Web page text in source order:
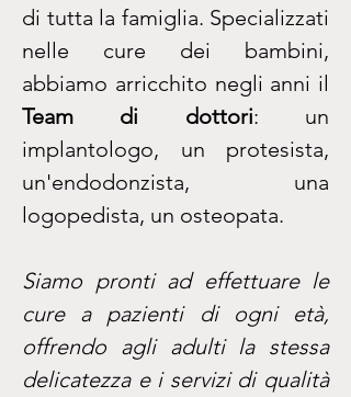
di tutta la famiglia. Specializzati
nelle cure dei bambini,
abbiamo arricchito negli anni il
Team di dottori: un
implantologo, un protesista,
un'endodonzista, una
logopedista, un osteopata.
Siamo pronti ad effettuare le
cure a pazienti di ogni età,
offrendo agli adulti la stessa
delicatezza e i servizi di qualità